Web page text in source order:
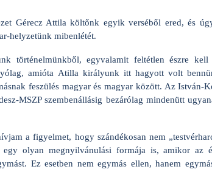
Gérecz Attila költőnk egyik verséből ered, és
helyzetünk mibenlétét.
történelmünkből, egyvalamit feltétlen észre kell
amióta Atilla királyunk itt hagyott volt
feszülés magyar és magyar között. Az
MSZP szembenállásig bezárólag mindenütt
a figyelmet, hogy szándékosan nem
egy olyan megnyilvánulási formája is, amikor az
Ez esetben nem egymás ellen, hanem